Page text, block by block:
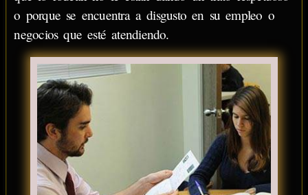
o porque se encuentra a disgusto en su empleo o
negocios que esté atendiendo.